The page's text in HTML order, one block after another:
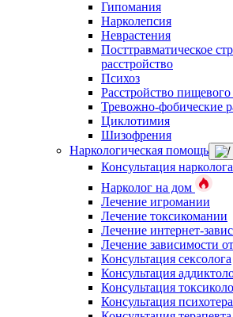
Гипомания
Нарколепсия
Неврастения
Посттравматическое
расстройство
Психоз
Расстройство
Тревожно-фобические
Циклотимия
Шизофрения
Наркологическая помощь
Консультация нарколога
Нарколог на дом
Лечение игромании
Лечение токсикомании
Лечение интернет-
Лечение зависимости
Консультация сексолога
Консультация
Консультация
Консультация